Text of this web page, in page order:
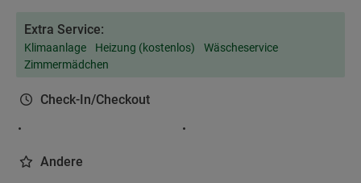
Extra Service:
Klimaanlage Heizung (kostenlos)
Wäscheservice
Zimmermädchen
Check-In/Checkout
Andere